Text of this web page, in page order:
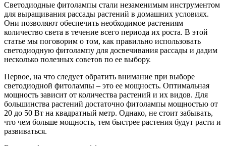
Светодиодные фитолампы стали незаменимым инструментом
для выращивания рассады растений в домашних условиях.
Они позволяют обеспечить необходимое растениям
количество света в течение всего периода их роста. В этой
статье мы поговорим о том, как правильно использовать
светодиодную фитолампу для досвечивания рассады и дадим
несколько полезных советов по ее выбору.
Первое, на что следует обратить внимание при выборе
светодиодной фитолампы – это ее мощность. Оптимальная
мощность зависит от количества растений и их видов. Для
большинства растений достаточно фитолампы мощностью от
20 до 50 Вт на квадратный метр. Однако, не стоит забывать,
что чем больше мощность, тем быстрее растения будут расти и
развиваться.